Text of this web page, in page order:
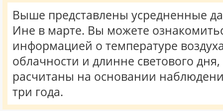
Выше представлены усредненные
Ине в марте. Вы можете
информацией о температуре
облачности и длинне светового
расчитаны на основании
три года.